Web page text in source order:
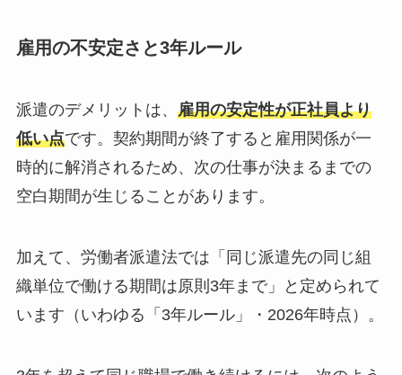
雇用の不安定さと3年ルール
派遣のデメリットは、 雇用の安定性が正社員より
低い点です。契約期間が終了すると雇用関係が一
時的に解消されるため、次の仕事が決まるまでの
空白期間が生じることがあります。
加えて、労働者派遣法では「同じ派遣先の同じ組
織単位で働ける期間は原則3年まで」と定められて
います（いわゆる「3年ルール」・2026年時点）。